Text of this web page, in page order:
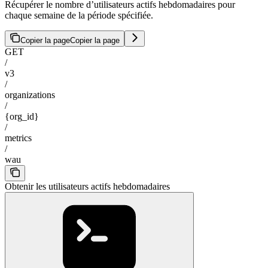
Récupérer le nombre d’utilisateurs actifs hebdomadaires pour
chaque semaine de la période spécifiée.
Copier la pageCopier la page
GET
/
v3
/
organizations
/
{org_id}
/
metrics
/
wau
Obtenir les utilisateurs actifs hebdomadaires